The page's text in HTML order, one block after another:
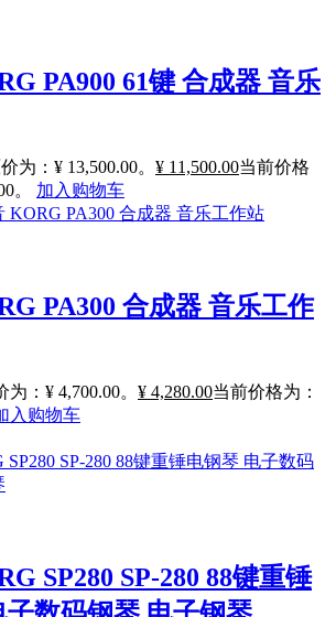
PA900 61键 合成器 音乐
为：¥ 13,500.00。 ¥ 11,500.00当前价格
。
加入购物车
PA300 合成器 音乐工作
为：¥ 4,700.00。 ¥ 4,280.00当前价格为：
入购物车
SP280 SP-280 88键重锤